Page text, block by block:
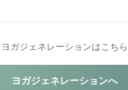
ヨガジェネレーションはこちら
ヨガジェネレーションへ